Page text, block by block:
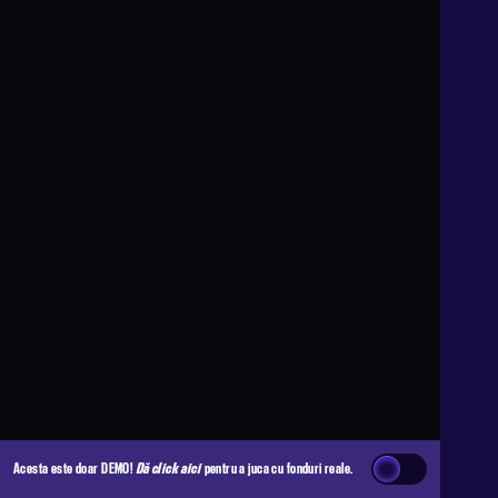
Acesta este doar DEMO!Dă click aicipentru a juca cu fonduri reale.